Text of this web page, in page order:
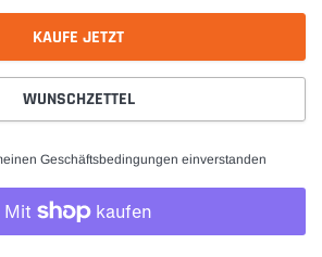
KAUFE JETZT
WUNSCHZETTEL
Geschäftsbedingungen einverstanden